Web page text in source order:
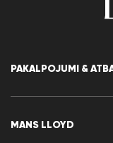
PAKALPOJUMI &
Izmēru tabula
MANS LLOYD